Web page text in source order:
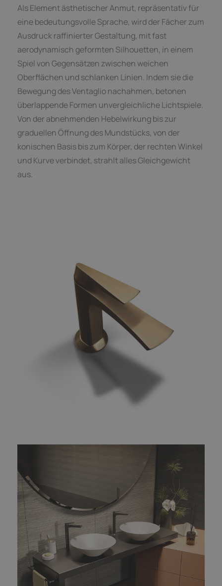
Als Element ästhetischer Anmut, repräsentativ für
eine bedeutungsvolle Sprache, wird der Fächer zum
Ausdruck raffinierter Gestaltung, mit fast
aerodynamisch geformten Silhouetten, in einem
Spiel von Gegensätzen zwischen weichen
Oberflächen und schlanken Linien. Indem sie die
Bewegung des Ventaglio nachahmen, betonen
überlappende Formen unvergleichliche Lichtspiele.
Von der abnehmenden Hebelwirkung bis zur
graduellen Öffnung des Mundstücks, von der
konischen Basis bis zum Körper, der rechten Winkel
und Kurve verbindet, strahlt alles Gleichgewicht
aus.